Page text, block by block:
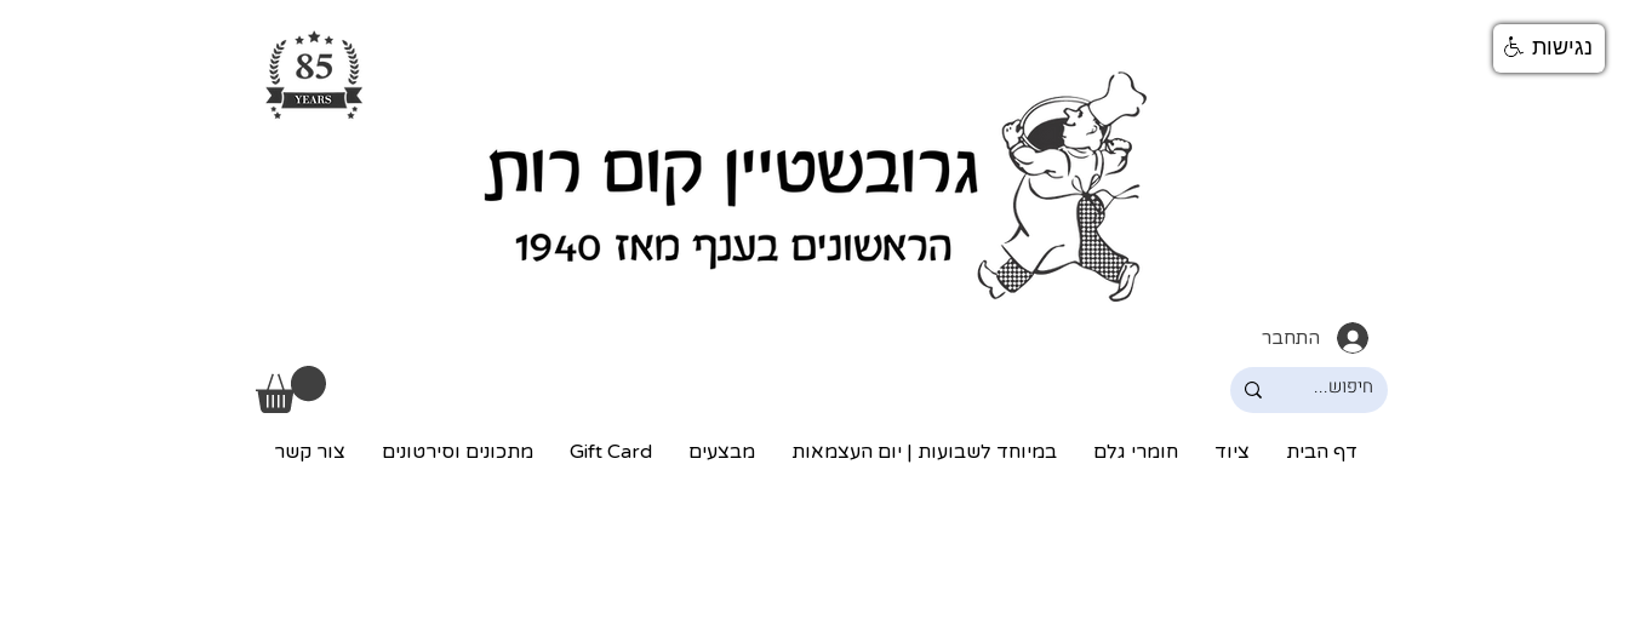
התחבר
דף הבית ציוד חומרי גלם במיוחד לשבועות | יום העצמאות מבצעים Gift Card מתכונים וסירטונים צור קשר
נגישות